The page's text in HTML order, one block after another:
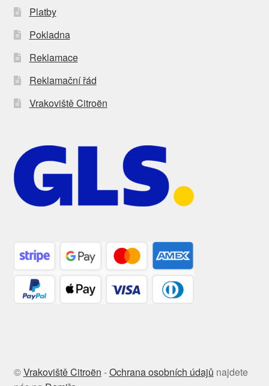
Platby
Pokladna
Reklamace
Reklamační řád
Vrakoviště Citroën
©Vrakoviště Citroën -Ochrana osobních údajů najdete